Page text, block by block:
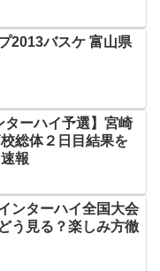
2013バスケ 富山県
ターハイ予選】宮崎
総体２日目結果を
報
ンターハイ全国大会
う見る？楽しみ方徹